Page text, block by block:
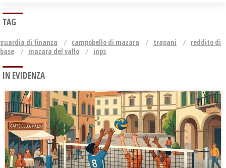
TAG
guardia di finanza campobello di mazara trapani
reddito di
base
mazara del vallo inps
IN EVIDENZA